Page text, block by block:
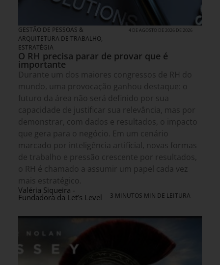
GESTÃO DE PESSOAS &
ARQUITETURA DE TRABALHO,
ESTRATÉGIA
4 DE AGOSTO DE 2026 DE 2026
O RH precisa parar de provar que é
importante
Durante um dos maiores congressos de RH do
mundo, uma provocação ganhou destaque: o
futuro da área não será definido por sua
capacidade de justificar sua relevância, mas por
demonstrar, com dados e resultados, o impacto
que gera para o negócio. Em um cenário
marcado por inteligência artificial, novas formas
de trabalho e pressão crescente por resultados,
o RH é chamado a assumir um papel cada vez
mais estratégico.
Valéria Siqueira -
Fundadora da Let’s Level 3 MINUTOS MIN DE LEITURA